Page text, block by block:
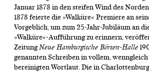
Januar 1878 in den steifen Wind des
1878 feierte die »Walküre« Premiere an
Vorgeblich, um zum 25-Jahr-Jubiläum an
»Walküre«-Aufführung zu erinnern,
ZeitungNeue Hamburgische Börsen-Halle
genannten Schreiben in vollem,
bereinigten Wortlaut. Die in Charlottenburg